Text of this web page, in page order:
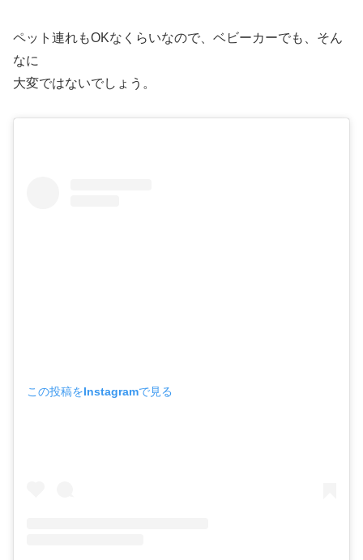
ペット連れもOKなくらいなので、ベビーカーでも、そん
なに
大変ではないでしょう。
この投稿をInstagramで見る